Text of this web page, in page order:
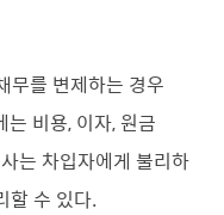
를 변제하는 경우
비용, 이자, 원금
는 차입자에게 불리하
할 수 있다.